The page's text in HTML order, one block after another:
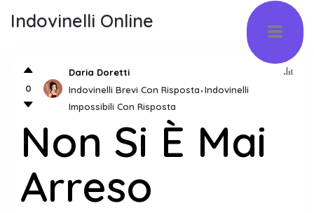
Indovinelli Online
0
Daria Doretti
Indovinelli Brevi Con Risposta Indovinelli
Impossibili Con Risposta
Non Si È Mai
Arreso